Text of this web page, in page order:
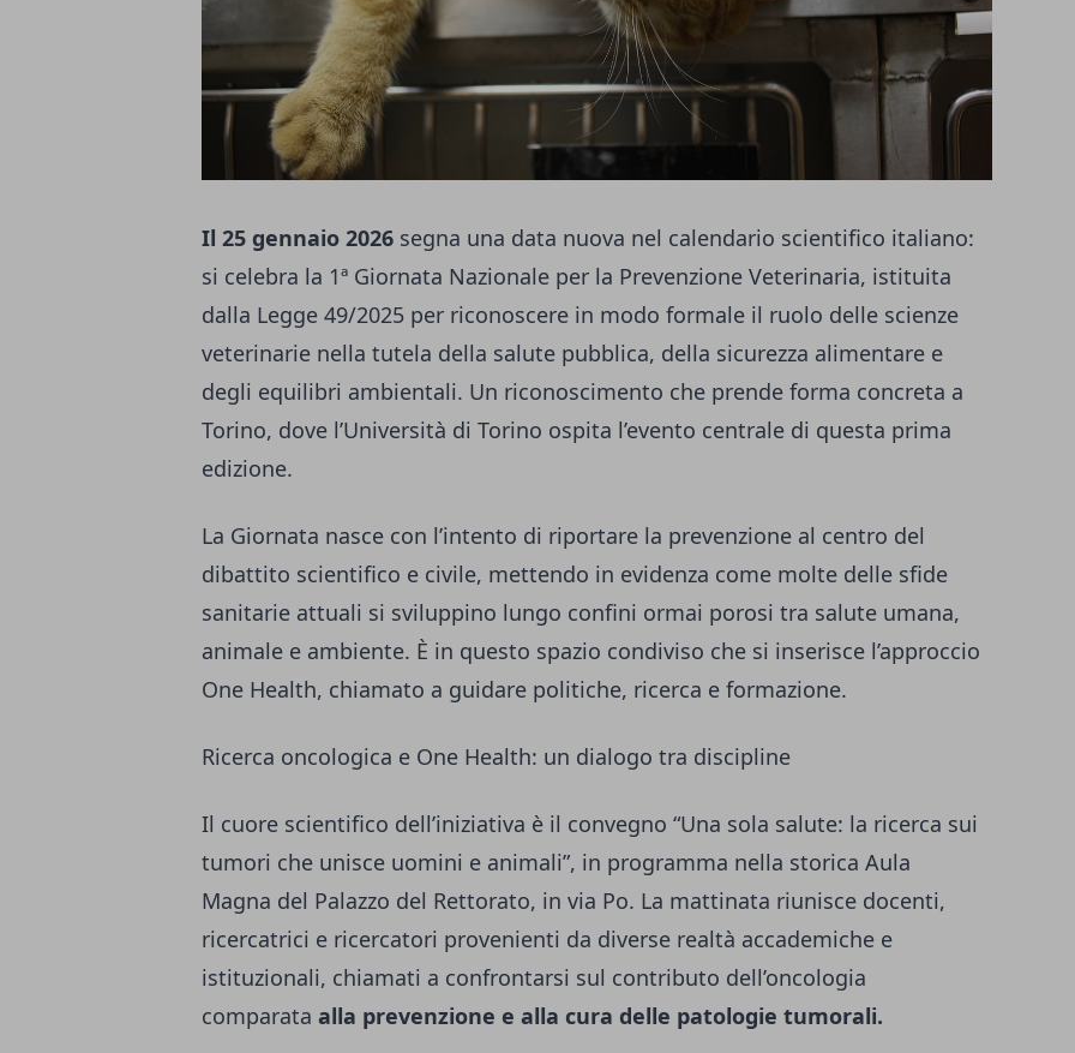
Il 25 gennaio 2026 segna una data nuova nel calendario scientifico italiano:
si celebra la 1ª Giornata Nazionale per la Prevenzione Veterinaria, istituita
dalla Legge 49/2025 per riconoscere in modo formale il ruolo delle scienze
veterinarie nella tutela della salute pubblica, della sicurezza alimentare e
degli equilibri ambientali. Un riconoscimento che prende forma concreta a
Torino, dove l’Università di Torino ospita l’evento centrale di questa prima
edizione.
La Giornata nasce con l’intento di riportare la prevenzione al centro del
dibattito scientifico e civile, mettendo in evidenza come molte delle sfide
sanitarie attuali si sviluppino lungo confini ormai porosi tra salute umana,
animale e ambiente. È in questo spazio condiviso che si inserisce l’approccio
One Health, chiamato a guidare politiche, ricerca e formazione.
Ricerca oncologica e One Health: un dialogo tra discipline
Il cuore scientifico dell’iniziativa è il convegno “Una sola salute: la ricerca sui
tumori che unisce uomini e animali”, in programma nella storica Aula
Magna del Palazzo del Rettorato, in via Po. La mattinata riunisce docenti,
ricercatrici e ricercatori provenienti da diverse realtà accademiche e
istituzionali, chiamati a confrontarsi sul contributo dell’oncologia
comparata alla prevenzione e alla cura delle patologie tumorali.